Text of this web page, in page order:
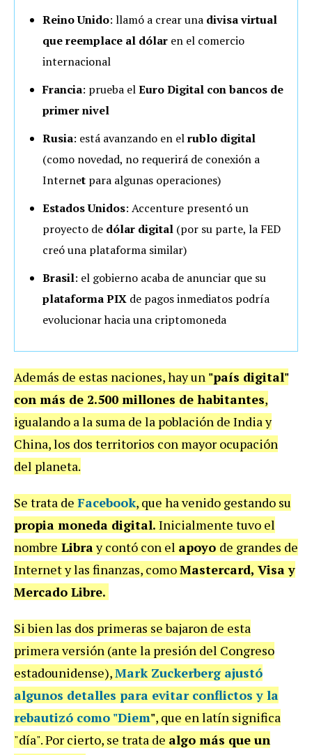
Reino Unido: llamó a crear una divisa virtual
que reemplace al dólar en el comercio
internacional
Francia: prueba elEuro Digital con bancos de
primer nivel
Rusia: está avanzando en elrublo digital
(como novedad, no requerirá de conexión a
Internet para algunas operaciones)
EstadosUnidos: Accenture presentó un
proyecto de dólar digital (por su parte, la FED
creó una plataforma similar)
Brasil: el gobierno acaba de anunciar que su
plataforma PIX de pagos inmediatos podría
evolucionar hacia una criptomoneda
Además de estas naciones, hay un "país digital"
con más de 2.500 millones de habitantes,
igualando a la suma de la población de India y
China, los dos territorios con mayor ocupación
del planeta.
Se trata de Facebook, que ha venido gestando su
propia moneda digital. Inicialmente tuvo el
nombre Libray contó con el apoyo de grandes de
Internet y las finanzas, comoMastercard, Visa y
Mercado Libre.
Si bien las dos primeras se bajaron de esta
primera versión (ante la presión del Congreso
estadounidense),Mark Zuckerberg ajustó
algunos detalles para evitar conflictos y la
rebautizó como "Diem", que en latín significa
"día".Por cierto, se trata de algo más que un